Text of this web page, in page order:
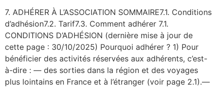
7. ADHÉRER À L’ASSOCIATION SOMMAIRE7.1. Conditions
d’adhésion7.2. Tarif7.3. Comment adhérer 7.1.
CONDITIONS D’ADHÉSION (dernière mise à jour de
cette page : 30/10/2025) Pourquoi adhérer ? 1) Pour
bénéficier des activités réservées aux adhérents, c’est-
à-dire : — des sorties dans la région et des voyages
plus lointains en France et à l’étranger (voir page 2.1).—